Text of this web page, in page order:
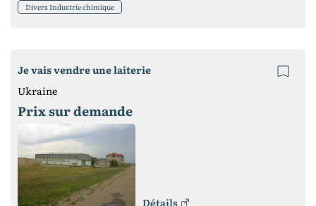
Divers Industrie chimique
Je vais vendre une laiterie
Ukraine
Prix ​​sur demande
Détails